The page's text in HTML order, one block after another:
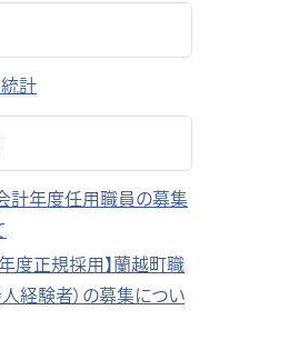
計
計年度任用職員の募集
年度正規採用】蘭越町職
人経験者）の募集につい